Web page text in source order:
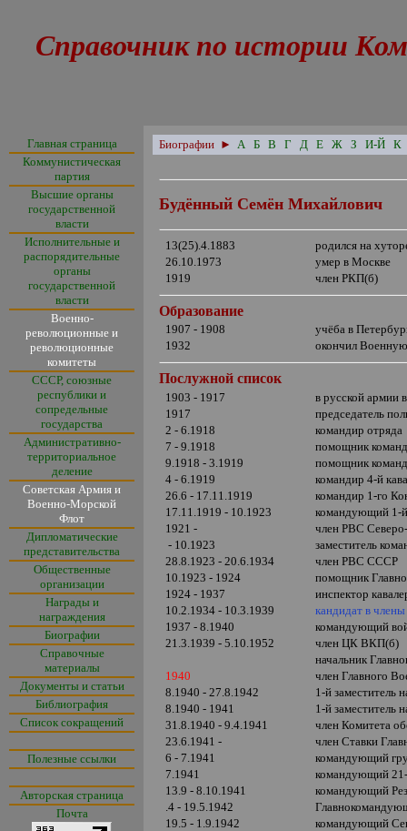
Справочник по истории
Главная страница
Коммунистическая
партия
Высшие органы
государственной
власти
Исполнительные и
распорядительные
органы
государственной
власти
Военно-
революционные и
революционные
комитеты
СССР, союзные
республики и
сопредельные
государства
Административно-
территориальное
деление
Советская Армия и
Военно-Морской
Флот
Дипломатические
представительства
Общественные
организации
Награды и
награждения
Биографии
Справочные
материалы
Документы и статьи
Библиография
Список сокращений
Полезные ссылки
Авторская страница
Почта
Биографии ► А Б В Г Д Е Ж З И-Й К
Будённый Семён Михайлович
13(25).4.1883
родился на
26.10.1973
умер в Москве
1919
член РКП(б)
Образование
1907 - 1908
учёба в
1932
окончил
Послужной список
1903 - 1917
в русской армии
1917
председатель
2 - 6.1918
командир отряда
7 - 9.1918
помощник
9.1918 - 3.1919
помощник
4 - 6.1919
командир 4-й
26.6 - 17.11.1919
командир 1-го
17.11.1919 - 10.1923
командующий 1-
1921 -
член РВС Северо-
- 10.1923
заместитель
28.8.1923 - 20.6.1934
член РВС СССР
10.1923 - 1924
помощник
1924 - 1937
инспектор
10.2.1934 - 10.3.1939
кандидат в
1937 - 8.1940
командующий
21.3.1939 - 5.10.1952
член ЦК ВКП(б)
начальник
1940
член Главного
8.1940 - 27.8.1942
1-й заместитель
8.1940 - 1941
1-й заместитель
31.8.1940 - 9.4.1941
член Комитета
23.6.1941 -
член Ставки
6 - 7.1941
командующий
7.1941
командующий
13.9 - 8.10.1941
командующий
.4 - 19.5.1942
19.5 - 1.9.1942
командующий